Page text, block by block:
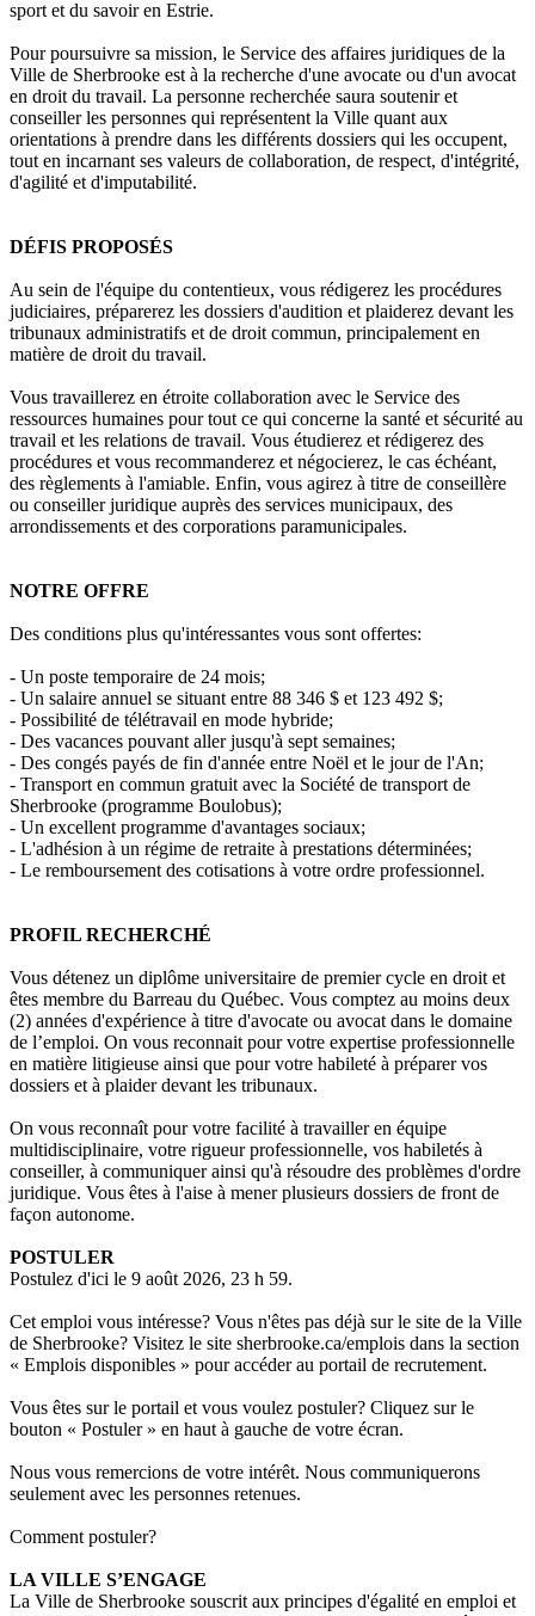
sport et du savoir en Estrie.
Pour poursuivre sa mission, le Service des affaires juridiques de la
Ville de Sherbrooke est à la recherche d'une avocate ou d'un avocat
en droit du travail. La personne recherchée saura soutenir et
conseiller les personnes qui représentent la Ville quant aux
orientations à prendre dans les différents dossiers qui les occupent,
tout en incarnant ses valeurs de collaboration, de respect, d'intégrité,
d'agilité et d'imputabilité.
DÉFIS PROPOSÉS
Au sein de l'équipe du contentieux, vous rédigerez les procédures
judiciaires, préparerez les dossiers d'audition et plaiderez devant les
tribunaux administratifs et de droit commun, principalement en
matière de droit du travail.
Vous travaillerez en étroite collaboration avec le Service des
ressources humaines pour tout ce qui concerne la santé et sécurité au
travail et les relations de travail. Vous étudierez et rédigerez des
procédures et vous recommanderez et négocierez, le cas échéant,
des règlements à l'amiable. Enfin, vous agirez à titre de conseillère
ou conseiller juridique auprès des services municipaux, des
arrondissements et des corporations paramunicipales.
NOTRE OFFRE
Des conditions plus qu'intéressantes vous sont offertes:
- Un poste temporaire de 24 mois;
- Un salaire annuel se situant entre 88 346 $ et 123 492 $;
- Possibilité de télétravail en mode hybride;
- Des vacances pouvant aller jusqu'à sept semaines;
- Des congés payés de fin d'année entre Noël et le jour de l'An;
- Transport en commun gratuit avec la Société de transport de
Sherbrooke (programme Boulobus);
- Un excellent programme d'avantages sociaux;
- L'adhésion à un régime de retraite à prestations déterminées;
- Le remboursement des cotisations à votre ordre professionnel.
PROFIL RECHERCHÉ
Vous détenez un diplôme universitaire de premier cycle en droit et
êtes membre du Barreau du Québec. Vous comptez au moins deux
(2) années d'expérience à titre d'avocate ou avocat dans le domaine
de l’emploi. On vous reconnait pour votre expertise professionnelle
en matière litigieuse ainsi que pour votre habileté à préparer vos
dossiers et à plaider devant les tribunaux.
On vous reconnaît pour votre facilité à travailler en équipe
multidisciplinaire, votre rigueur professionnelle, vos habiletés à
conseiller, à communiquer ainsi qu'à résoudre des problèmes d'ordre
juridique. Vous êtes à l'aise à mener plusieurs dossiers de front de
façon autonome.
POSTULER
Postulez d'ici le 9 août 2026, 23 h 59.
Cet emploi vous intéresse? Vous n'êtes pas déjà sur le site de la Ville
de Sherbrooke? Visitez le site sherbrooke.ca/emplois dans la section
« Emplois disponibles » pour accéder au portail de recrutement.
Vous êtes sur le portail et vous voulez postuler? Cliquez sur le
bouton « Postuler » en haut à gauche de votre écran.
Nous vous remercions de votre intérêt. Nous communiquerons
seulement avec les personnes retenues.
Comment postuler?
LA VILLE S’ENGAGE
La Ville de Sherbrooke souscrit aux principes d'égalité en emploi et